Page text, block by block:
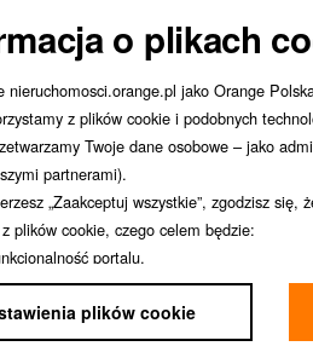
o plikach
nieruchomosci.orange.pl jako Orange
z plików cookie i podobnych
Twoje dane osobowe – jako
partnerami).
„Zaakceptuj wszystkie”, zgodzisz
plików cookie, czego celem będzie:
portalu,
plików cookie